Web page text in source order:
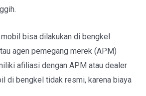
bisa dilakukan di bengkel
agen pemegang merek (APM)
afiliasi dengan APM atau dealer
di bengkel tidak resmi, karena biaya